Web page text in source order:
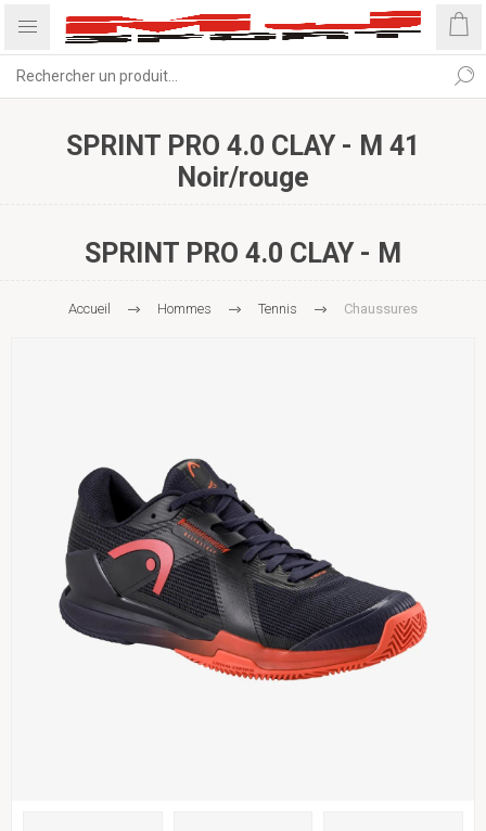
SPRINT PRO 4.0 CLAY - M 41
Noir/rouge
SPRINT PRO 4.0 CLAY - M
Accueil Hommes Tennis Chaussures